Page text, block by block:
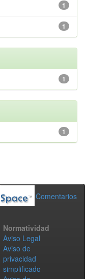
1
1
1
1
Comentarios
Normatividad
Aviso Legal
Aviso de
privacidad
simplificado